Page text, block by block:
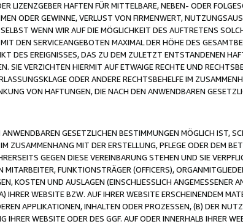
LIZENZGEBER HAFTEN FÜR MITTELBARE, NEBEN- ODER
ODER GEWINNE, VERLUST VON FIRMENWERT,
WENN WIR AUF DIE MÖGLICHKEIT DES AUFTRETENS
DEN SERVICEANGEBOTEN MAXIMAL DER HÖHE DES
DES EREIGNISSES, DAS ZU DEM ZULETZT ENTSTANDENEN
SIE VERZICHTEN HIERMIT AUF ETWAIGE RECHTE UND
ODER ANDERE RECHTSBEHELFE IM
VON HAFTUNGEN, DIE NACH DEN ANWENDBAREN
GESETZLICHEN BESTIMMUNGEN MÖGLICH IST,
ZUSAMMENHANG MIT DER ERSTELLUNG, PFLEGE ODER DEM
GEGEN DIESE VEREINBARUNG STEHEN UND SIE
FUNKTIONSTRÄGER (OFFICERS),
KOSTEN UND AUSLAGEN (EINSCHLIESSLICH ANGEMESSENER
WEBSITE BZW. AUF IHRER WEBSITE ERSCHEINENDEM
APPLIKATIONEN, INHALTEN ODER PROZESSEN, (B) DER
WEBSITE ODER DES GGF. AUF ODER INNERHALB IHRER